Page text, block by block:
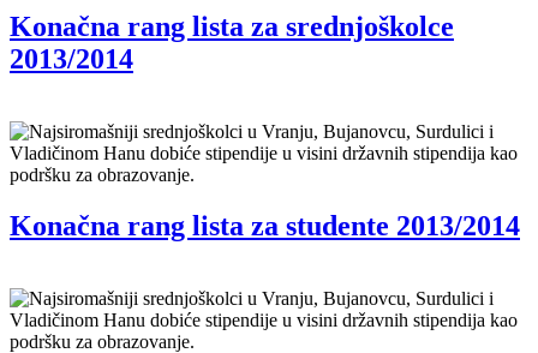
Konačna rang lista za srednjoškolce
2013/2014
Najsiromašniji srednjoškolci u Vranju, Bujanovcu, Surdulici i
Vladičinom Hanu dobiće stipendije u visini državnih stipendija kao
podršku za obrazovanje.
Konačna rang lista za studente 2013/2014
Najsiromašniji srednjoškolci u Vranju, Bujanovcu, Surdulici i
Vladičinom Hanu dobiće stipendije u visini državnih stipendija kao
podršku za obrazovanje.